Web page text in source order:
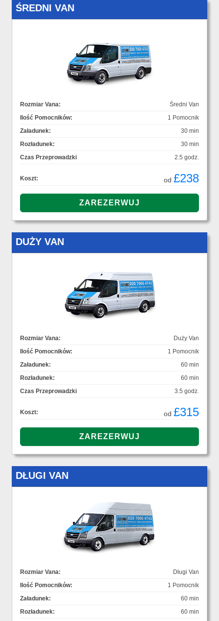
ŚREDNI VAN
Rozmiar Vana:
Średni Van
Ilość Pomocników:
1 Pomocnik
Załadunek:
30 min
Rozładunek:
30 min
Czas Przeprowadzki
2.5 godz.
Koszt: od £238
DUŻY VAN
Rozmiar Vana:
Duży Van
Ilość Pomocników:
1 Pomocnik
Załadunek:
60 min
Rozładunek:
60 min
Czas Przeprowadzki
3.5 godz.
Koszt: od £315
DŁUGI VAN
Rozmiar Vana:
Długi Van
Ilość Pomocników:
1 Pomocnik
Załadunek:
60 min
Rozładunek:
60 min